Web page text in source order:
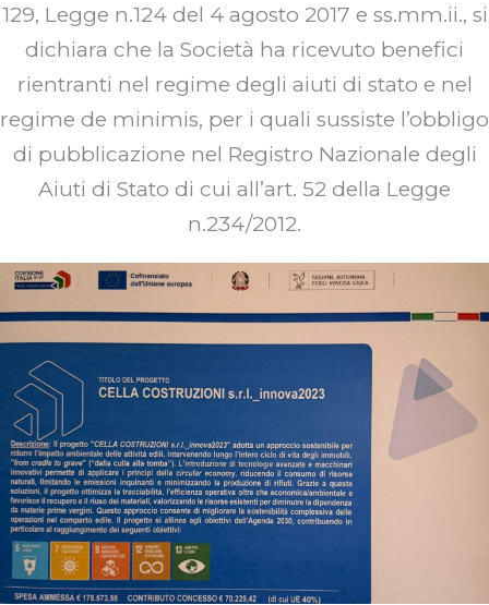
129, Legge n.124 del 4 agosto 2017 e ss.mm.ii., si
dichiara che la Società ha ricevuto benefici
rientranti nel regime degli aiuti di stato e nel
regime de minimis, per i quali sussiste l’obbligo
di pubblicazione nel Registro Nazionale degli
Aiuti di Stato di cui all’art. 52 della Legge
n.234/2012.